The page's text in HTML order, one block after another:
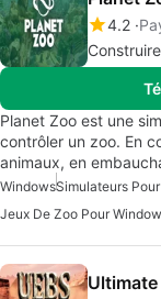
4.2
Planet Zoo est une
contrôler un zoo. En
animaux, en
WindowsSimulateurs
Jeux De Zoo Pour